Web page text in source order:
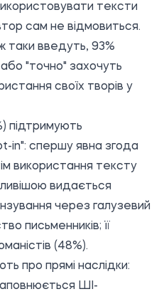
тексти
сам не відмовиться.
таки введуть, 93%
або "точно" захочуть
своїх творів у
підтримують
in": спершу явна згода
використання тексту
видається
через галузевий
письменників; її
(48%).
про прямі наслідки:
ШІ-